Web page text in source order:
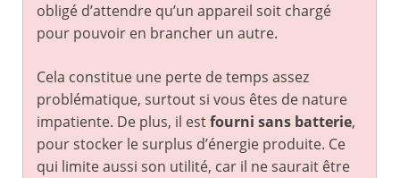
obligé d’attendre qu’un appareil soit chargé
pour pouvoir en brancher un autre.
Cela constitue une perte de temps assez
problématique, surtout si vous êtes de nature
impatiente. De plus, il estfourni sans batterie,
pour stocker le surplus d’énergie produite. Ce
qui limite aussi son utilité, car il ne saurait être